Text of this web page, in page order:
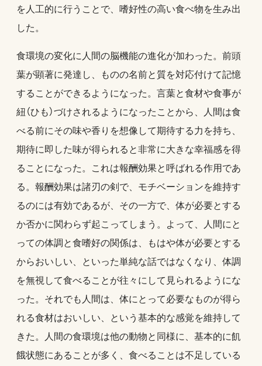
を人工的に行うことで、嗜好性の高い食べ物を生み出
した。
食環境の変化に人間の脳機能の進化が加わった。前頭
葉が顕著に発達し、ものの名前と質を対応付けて記憶
することができるようになった。言葉と食材や食事が
紐（ひも）づけされるようになったことから、人間は食
べる前にその味や香りを想像して期待する力を持ち、
期待に即した味が得られると非常に大きな幸福感を得
ることになった。これは報酬効果と呼ばれる作用であ
る。報酬効果は諸刃の剣で、モチベーションを維持す
るのには有効であるが、その一方で、体が必要とする
か否かに関わらず起こってしまう。よって、人間にと
っての体調と食嗜好の関係は、もはや体が必要とする
からおいしい、といった単純な話ではなくなり、体調
を無視して食べることが往々にして見られるようにな
った。それでも人間は、体にとって必要なものが得ら
れる食材はおいしい、という基本的な感覚を維持して
きた。人間の食環境は他の動物と同様に、基本的に飢
餓状態にあることが多く、食べることは不足している